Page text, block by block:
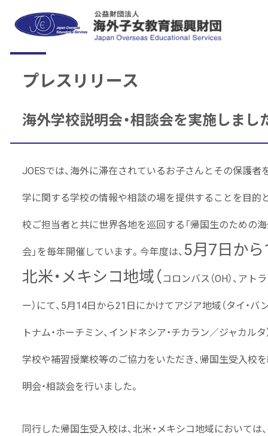
プレスリリース
海外学校説明会・相談会を実施しまし
JOESでは、海外に滞在されているお子さんとその保護者
学に関する学校の情報や相談の場を提供することを目的
校ご担当者と共に世界各地を巡回する「帰国生のための
会」を毎年開催しています。今年度は、 5月7日か
北米・メキシコ地域（ コロンバス（OH）、アト
ー） にて、5月14日から21日にかけてアジア地域（タイ・バ
トナム・ホーチミン、インドネシア・チカラン／ジャカル
学校や補習授業校等のご協力をいただき、帰国生受入校
明会・相談会を行いました。
同行した帰国生受入校は、北米・メキシコ地域においては、